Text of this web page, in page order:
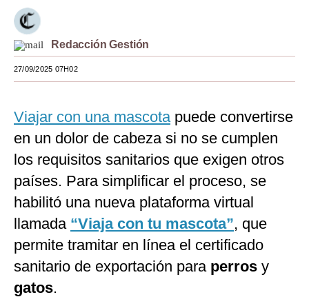
Moda
Estilos
Mundo
EEUU
México
España
Tecnología
Club del Suscriptor
Redacción Gestión
27/09/2025 07H02
Viajar con una mascotapuede convertirse
en un dolor de cabeza si no se cumplen
los requisitos sanitarios que exigen otros
países. Para simplificar el proceso, se
habilitó una nueva plataforma virtual
llamada “Viaja con tu mascota”, que
permite tramitar en línea el certificado
sanitario de exportación para perros y
gatos.